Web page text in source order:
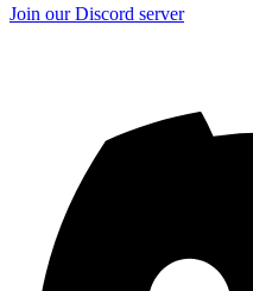
Join our Discord server